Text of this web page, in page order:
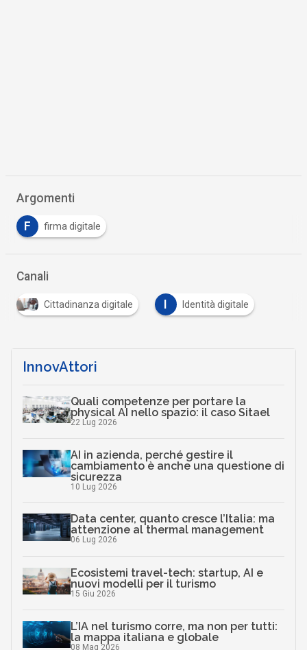
Argomenti
F firma digitale
Canali
Cittadinanza digitale Identità digitale
InnovAttori
Quali competenze per portare la
physical AI nello spazio: il caso Sitael
22 Lug 2026
AI in azienda, perché gestire il
cambiamento è anche una questione di
sicurezza
10 Lug 2026
Data center, quanto cresce l’Italia: ma
attenzione al thermal management
06 Lug 2026
Ecosistemi travel-tech: startup, AI e
nuovi modelli per il turismo
15 Giu 2026
L’IA nel turismo corre, ma non per tutti:
la mappa italiana e globale
08 Mag 2026